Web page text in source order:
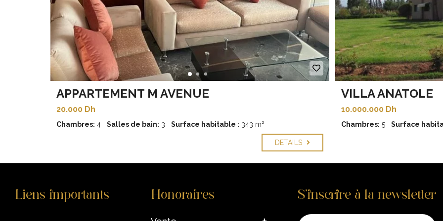
APPARTEMENT M AVENUE
20.000 Dh
Chambres: 4 Salles de bain: 3 Surface habitable : 343 m²
DETAILS
VILLA ANATOLE
10.000.000 Dh
Chambres: 5 Surface
Liens importants Honoraires S’inscrire à la newsletter